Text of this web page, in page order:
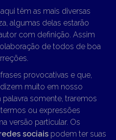
têm as mais diversas
algumas delas estarão
com definição. Assim
de todos de boa
provocativas e que,
muito em nosso
somente, traremos
ou expressões
versão particular. Os
sociais podem ter suas